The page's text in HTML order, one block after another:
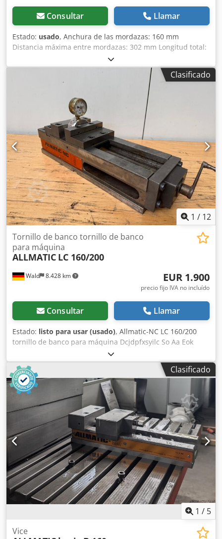
Consultar Llamar
Estado: usado, Anchura de las mordazas: 160 mm
Distancia máxima entre mordazas: 302 mm Longitud total:
770 mm Peso: aproximadamente 60 kg Tornillo de banco
hidráulico Allmatic 160 con presión de sujeción ajustable
Longitud total: 770 mm Dodpszcghxsfx Aa Eeck Anchura de
las mordazas: 160 mm Altura de las mordazas: 50 mm
Distancia entre mordazas: 302 mm
Clasificado
1 / 12
Wald 8.428 km
Tornillo de banco tornillo de banco
para máquina
ALLMATIC LC 160/200
EUR 1.900
precio fijo IVA no incluído
Consultar Llamar
Estado: listo para usar (usado), Allmatic-NC LC 160/200
tornillo de banco para máquina Dcjdpfxsyilc So Aa Eok
Etapa 1 = 15 kN Etapa 2 = 30 kN Etapa 3 = 45 kN Etapa 4 =
60 kN ¡Célula de medición de presión no incluida en el
volumen de suministro! Puede concertar una visita para
inspeccionar el producto. También podemos organizar un
transporte económico para usted. Recibirá una factura
oficial. Para clientes extranjeros, también se puede emitir
una factura neta. Requisito previo es un número de
identificación de IVA válido. Sujeto a venta previa. Visite
nuestra tienda y consulte también nuestras demás ofertas.
Los nombres de empresas y marcas indicados son
propiedad de sus respectivos dueños y solo se utilizan
para identificación y descripción de los productos. Se
reservan posibles desviaciones en los datos técnicos así
como errores en la descripción del artículo.
Clasificado
1 / 5
Vice